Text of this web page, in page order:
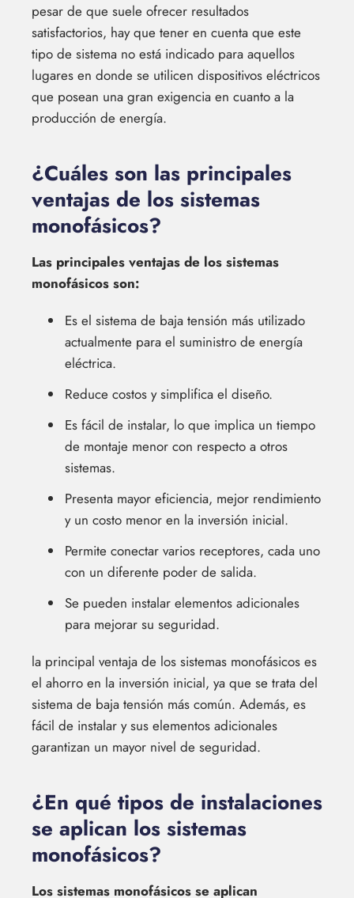
pesar de que suele ofrecer resultados
satisfactorios, hay que tener en cuenta que este
tipo de sistema no está indicado para aquellos
lugares en donde se utilicen dispositivos eléctricos
que posean una gran exigencia en cuanto a la
producción de energía.
¿Cuáles son las principales
ventajas de los sistemas
monofásicos?
Las principales ventajas de los sistemas
monofásicos son:
Es el sistema de baja tensión más utilizado
actualmente para el suministro de energía
eléctrica.
Reduce costos y simplifica el diseño.
Es fácil de instalar, lo que implica un tiempo
de montaje menor con respecto a otros
sistemas.
Presenta mayor eficiencia, mejor rendimiento
y un costo menor en la inversión inicial.
Permite conectar varios receptores, cada uno
con un diferente poder de salida.
Se pueden instalar elementos adicionales
para mejorar su seguridad.
la principal ventaja de los sistemas monofásicos es
el ahorro en la inversión inicial, ya que se trata del
sistema de baja tensión más común. Además, es
fácil de instalar y sus elementos adicionales
garantizan un mayor nivel de seguridad.
¿En qué tipos de instalaciones
se aplican los sistemas
monofásicos?
Los sistemas monofásicos se aplican